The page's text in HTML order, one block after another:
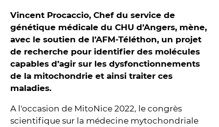
Vincent Procaccio, Chef du service de
génétique médicale du CHU d’Angers, mène,
avec le soutien de l’AFM-Téléthon, un projet
de recherche pour identifier des molécules
capables d’agir sur les dysfonctionnements
de la mitochondrie et ainsi traiter ces
maladies.
A l'occasion de MitoNice 2022, le congrès
scientifique sur la médecine mytochondriale